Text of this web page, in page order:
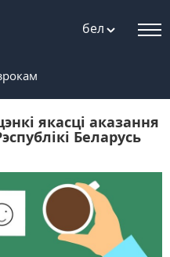
бел
якасці аказання
Беларусь